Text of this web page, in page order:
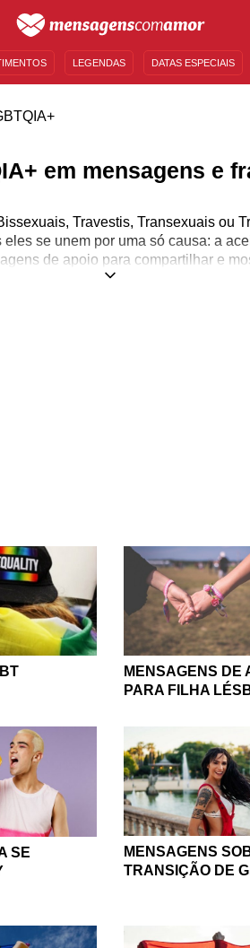
LEGENDAS DATAS ESPECIAIS
em mensagens e
Travestis, Transexuais ou
se unem por uma só causa: a
de apoio para compartilhar e
textos para se identificar, refletir
na mesmice, não é mesmo?
MENSAGENS DE
PARA FILHA
SE
MENSAGENS
TRANSIÇÃO DE